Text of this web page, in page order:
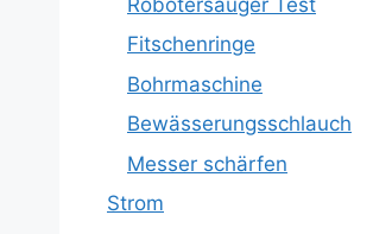
Fitschenringe
Bohrmaschine
Bewässerungsschlauch
Messer schärfen
Strom